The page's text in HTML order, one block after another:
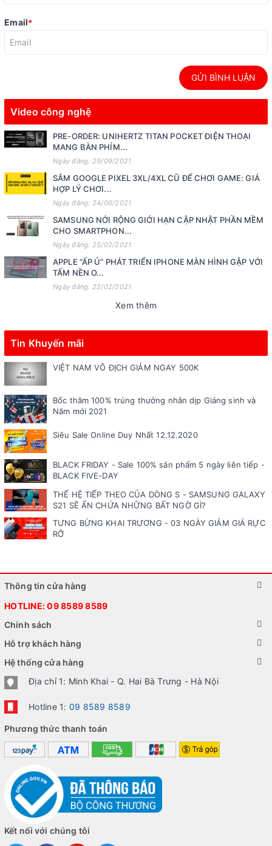
Email*
GỬI BÌNH LUẬN
Video công nghệ
PRE-ORDER: UNIHERTZ TITAN POCKET ĐIỆN THOẠI
MANG BÀN PHÍM...
Ngày đăng: 29/09/2021
SẮM GOOGLE PIXEL 3XL/4XL CŨ ĐỂ CHƠI GAME: GIÁ
HỢP LÝ CHƠI...
Ngày đăng: 24/06/2021
SAMSUNG NỚI RỘNG GIỚI HẠN CẬP NHẬT PHẦN MỀM
CHO SMARTPHON...
Ngày đăng: 25/02/2021
APPLE “ẤP Ủ” PHÁT TRIỂN IPHONE MÀN HÌNH GẬP VỚI
TẤM NỀN O...
Ngày đăng: 22/02/2021
Xem thêm
Tin Khuyến mãi
VIỆT NAM VÔ ĐỊCH GIẢM NGAY 500K
Bốc thăm 100% trúng thưởng nhân dịp Giáng sinh và
Năm mới 2021
Siêu Sale Online Duy Nhất 12.12.2020
BLACK FRIDAY - Sale 100% sản phẩm 5 ngày liên tiếp -
BLACK FIVE-DAY
THẾ HỆ TIẾP THEO CỦA DÒNG S - SAMSUNG GALAXY
S21 SẼ ẨN CHỨA NHỮNG BẤT NGỜ GÌ?
TƯNG BỪNG KHAI TRƯƠNG - 03 NGÀY GIẢM GIÁ RỰC
RỠ
Thông tin cửa hàng
HOTLINE:09 8589 8589
Chính sách
Hỗ trợ khách hàng
Hệ thống cửa hàng
Địa chỉ 1: Minh Khai - Q. Hai Bà Trưng - Hà Nội
Hotline 1: 09 8589 8589
Phương thức thanh toán
Kết nối với chúng tôi